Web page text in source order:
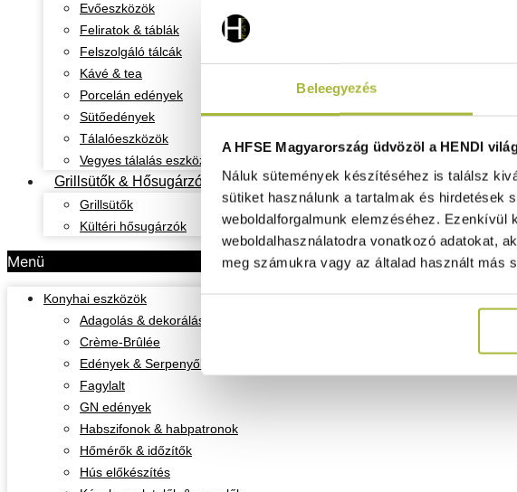
Beleegyezés
A HFSE Magyarország üdvözöl a HENDI
Náluk sütemények készítéséhez is találsz
sütiket használunk a tartalmak és hirdetések
weboldalforgalmunk elemzéséhez. Ezenkívül
weboldalhasználatodra vonatkozó adatokat,
meg számukra vagy az általad használt más
Evőeszközök
Feliratok & táblák
Felszolgáló tálcák
Kávé & tea
Porcelán edények
Sütőedények
Tálalóeszközök
Vegyes tálalás eszközök
Grillsütők & Hősugárzók
Grillsütők
Kültéri hősugárzók
Menü
Konyhai eszközök
Adagolás & dekorálás
Crème-Brûlée
Edények & Serpenyők
Fagylalt
GN edények
Habszifonok & habpatronok
Hőmérők & időzítők
Hús előkészítés